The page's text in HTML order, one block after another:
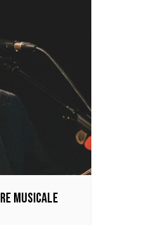
musicale